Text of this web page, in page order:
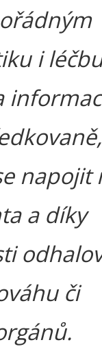
i
napojit
a díky
či